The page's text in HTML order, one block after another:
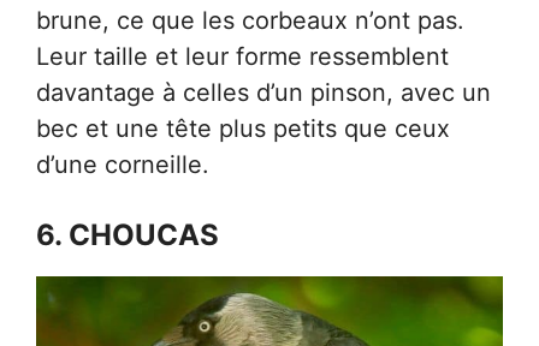
brune, ce que les corbeaux n’ont pas.
Leur taille et leur forme ressemblent
davantage à celles d’un pinson, avec un
bec et une tête plus petits que ceux
d’une corneille.
6. CHOUCAS